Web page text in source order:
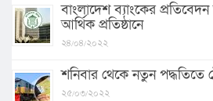
বাংলাদেশ ব্যাংকের
আর্থিক প্রতিষ্ঠানে
২৪/০৪/২০২২
শনিবার থেকে নতুন পদ্ধতিতে
২৫/০৩/২০২২